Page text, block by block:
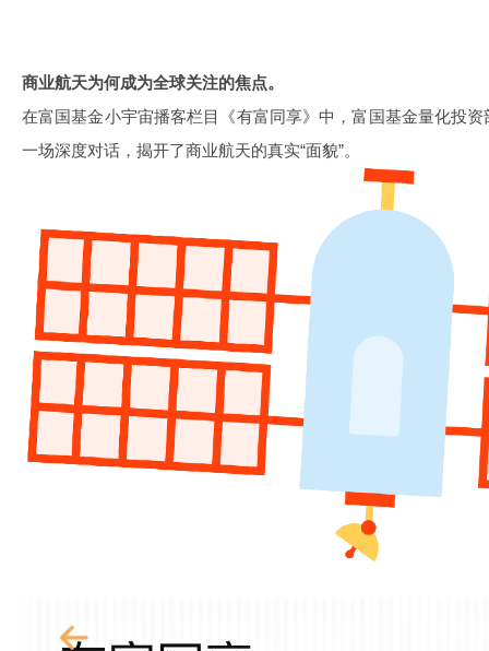
商业航天为何成为全球关注的焦点。
在富国基金小宇宙播客栏目《有富同享》中，富国基金量化投
一场深度对话，揭开了商业航天的真实“面貌”。